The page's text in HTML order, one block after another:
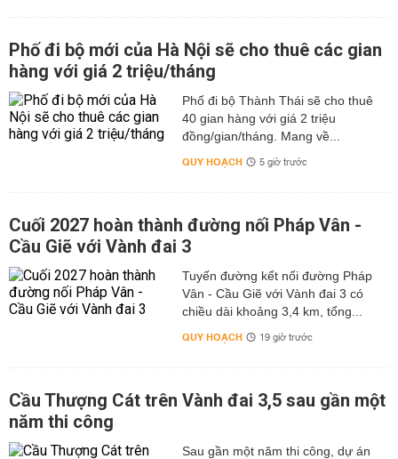
Phố đi bộ mới của Hà Nội sẽ cho thuê các gian
hàng với giá 2 triệu/tháng
Phố đi bộ Thành Thái sẽ cho thuê
40 gian hàng với giá 2 triệu
đồng/gian/tháng. Mang về...
QUY HOẠCH 5 giờ trước
Cuối 2027 hoàn thành đường nối Pháp Vân -
Cầu Giẽ với Vành đai 3
Tuyến đường kết nối đường Pháp
Vân - Cầu Giẽ với Vành đai 3 có
chiều dài khoảng 3,4 km, tổng...
QUY HOẠCH 19 giờ trước
Cầu Thượng Cát trên Vành đai 3,5 sau gần một
năm thi công
Sau gần một năm thi công, dự án